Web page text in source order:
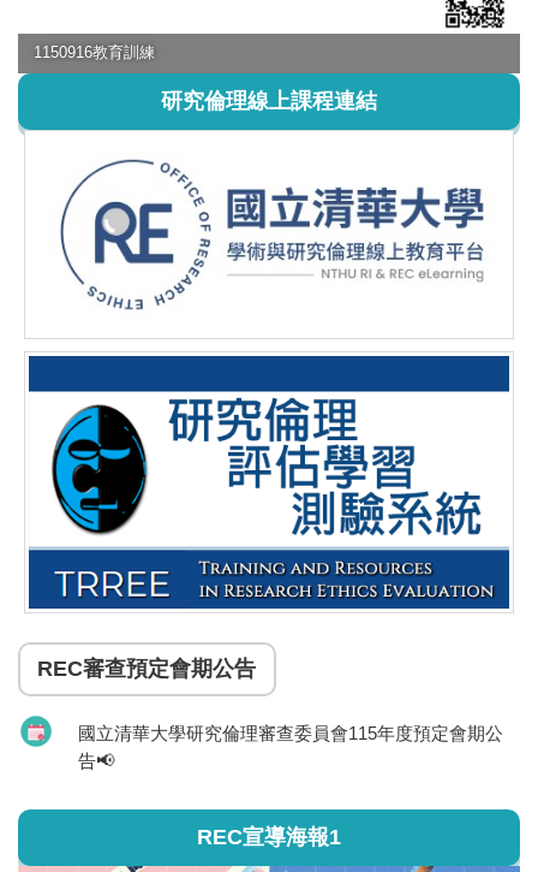
1150916教育訓練
研究倫理線上課程連結
REC審查預定會期公告
國立清華大學研究倫理審查委員會115年度預定會期公
告📢
REC宣導海報1